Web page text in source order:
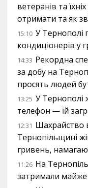
ветеранів та
отримати та як
15:10 У Тернополі
кондиціонерів у
14:33 Рекордна
за добу на
просять людей
13:25 У Тернополі
телефон — їй
12:31 Шахрайство
Тернопільщині
гривень,
11:26 На
затримали майже